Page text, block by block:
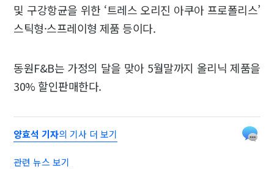
및 구강항균을 위한 ‘트레스 오리진 아쿠아 프로폴리스’
스틱형·스프레이형 제품 등이다.
동원F&B는 가정의 달을 맞아 5월말까지 올리닉 제품을
30% 할인판매한다.
양효석 기자의 기사 더 보기
관련 뉴스 보기